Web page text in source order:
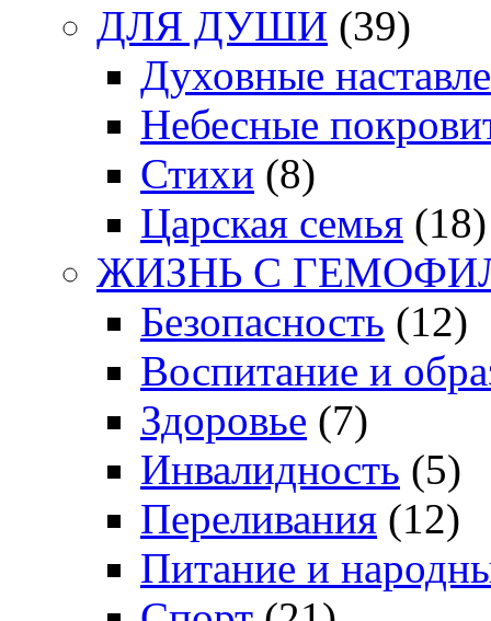
ДЛЯ ДУШИ (39)
Духовные
Небесные
Стихи (8)
Царская семья (18)
ЖИЗНЬ С
Безопасность (12)
Воспитание и
Здоровье (7)
Инвалидность (5)
Переливания (12)
Питание и